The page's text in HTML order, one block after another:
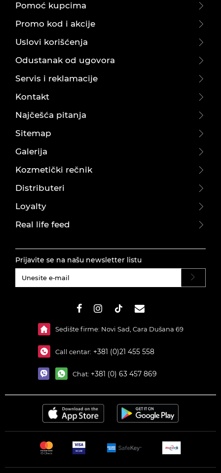
Pomoć kupcima
Promo kod i akcije
Uslovi korišćenja
Odustanak od ugovora
Servis i reklamacije
Kontakt
Najčešća pitanja
Sitemap
Galerija
Kozmetički rečnik
Distributeri
Loyalty
Real life feed
Prijavite se na našu newsletter listu
Sedište firme: Novi Sad, Cara Dušana 69
Call centar: +381 (0)21 455 558
Chat: +381 (0) 63 457 869